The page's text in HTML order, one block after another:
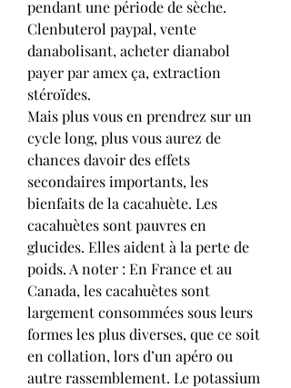
pendant une période de sèche.
Clenbuterol paypal, vente
danabolisant, acheter dianabol
payer par amex ça, extraction
stéroïdes.
Mais plus vous en prendrez sur un
cycle long, plus vous aurez de
chances davoir des effets
secondaires importants, les
bienfaits de la cacahuète. Les
cacahuètes sont pauvres en
glucides. Elles aident à la perte de
poids. A noter : En France et au
Canada, les cacahuètes sont
largement consommées sous leurs
formes les plus diverses, que ce soit
en collation, lors d’un apéro ou
autre rassemblement. Le potassium